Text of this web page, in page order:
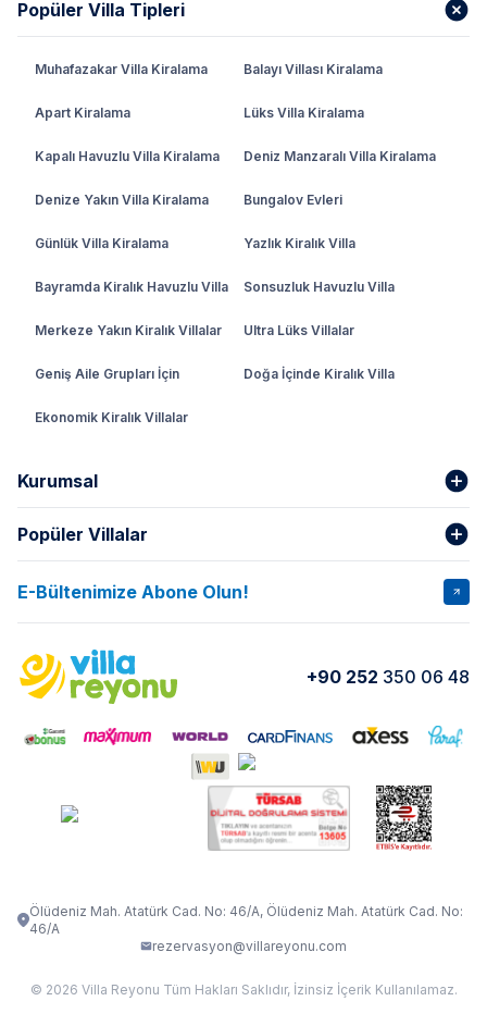
Popüler Villa Tipleri
Muhafazakar Villa Kiralama Balayı Villası Kiralama
Apart Kiralama Lüks Villa Kiralama
Kapalı Havuzlu Villa Kiralama Deniz Manzaralı Villa Kiralama
Denize Yakın Villa Kiralama Bungalov Evleri
Günlük Villa Kiralama Yazlık Kiralık Villa
Bayramda Kiralık Havuzlu Villa Sonsuzluk Havuzlu Villa
Merkeze Yakın Kiralık Villalar Ultra Lüks Villalar
Geniş Aile Grupları İçin Doğa İçinde Kiralık Villa
Ekonomik Kiralık Villalar
Kurumsal
Hakkımızda
İptal Şartları Banka Hesapları
Kurumsal Blog
Yorumlar Nasıl Kiralarım
Popüler Villalar
VİLLA SALKIM VİLLA SLAY 1
VİLLA OLENNA 1 VİLLA MERT
VILLA ADRIMA 1
VİLLA TİAMO VİLLA ZEYTİN DALI
VILLA ELMALI
E-Bültenimize Abone Olun!
+90 252 350 06 48
Ölüdeniz Mah. Atatürk Cad. No: 46/A, Ölüdeniz Mah. Atatürk Cad. No:
46/A
rezervasyon@villareyonu.com
© 2026 Villa Reyonu Tüm Hakları Saklıdır, İzinsiz İçerik Kullanılamaz.